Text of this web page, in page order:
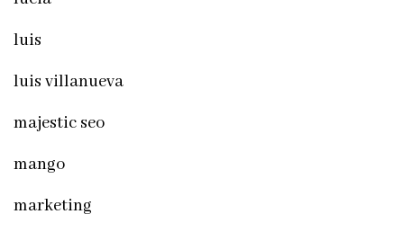
luis
luis villanueva
majestic seo
mango
marketing